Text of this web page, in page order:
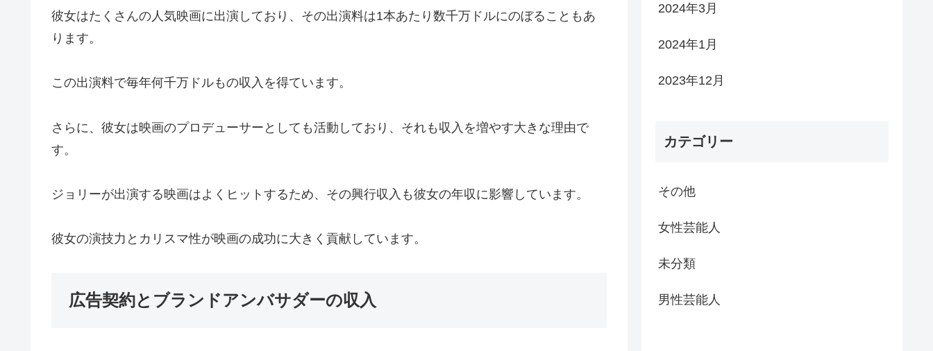
彼女はたくさんの人気映画に出演しており、その出演料は1本あたり数千万ドルにのぼることもあ
ります。
この出演料で毎年何千万ドルもの収入を得ています。
さらに、彼女は映画のプロデューサーとしても活動しており、それも収入を増やす大きな理由で
す。
ジョリーが出演する映画はよくヒットするため、その興行収入も彼女の年収に影響しています。
彼女の演技力とカリスマ性が映画の成功に大きく貢献しています。
広告契約とブランドアンバサダーの収入
2024年3月
2024年1月
2023年12月
カテゴリー
その他
女性芸能人
未分類
男性芸能人